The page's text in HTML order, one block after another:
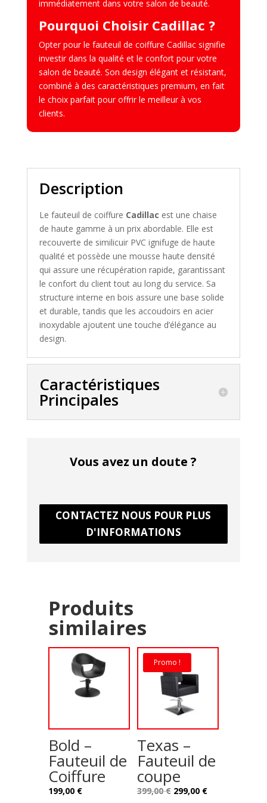
immédiatement dans votre salon de beauté.
Pourquoi Choisir Cadillac ?
Opter pour le fauteuil de coiffure Cadillac signifie
investir dans la qualité et le confort pour votre
salon de beauté. Son design élégant et résistant,
combiné à des caractéristiques premium, en fait
le choix parfait pour offrir le meilleur à vos
clients.
Description
Le fauteuil de coiffure Cadillac est une chaise
de haute gamme à un prix abordable. Elle est
recouverte de similicuir PVC ignifuge de haute
qualité et possède une mousse haute densité
qui assure une récupération rapide, garantissant
le confort du client tout au long du service. Sa
structure interne en bois assure une base solide
et durable, tandis que les accoudoirs en acier
inoxydable ajoutent une touche d’élégance au
design.
Caractéristiques
Principales
Vous avez un doute ?
CONTACTEZ NOUS POUR PLUS
D'INFORMATIONS
Produits
similaires
Bold –
Fauteuil de
Coiffure
199,00 €
Promo !
Texas –
Fauteuil de
coupe
399,00€ Le
299,00 €Le